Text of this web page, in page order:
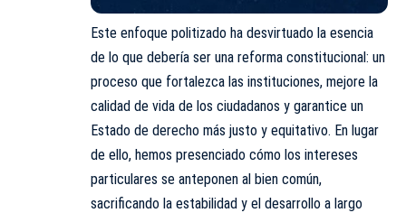
Este enfoque politizado ha desvirtuado la esencia
de lo que debería ser una reforma constitucional: un
proceso que fortalezca las instituciones, mejore la
calidad de vida de los ciudadanos y garantice un
Estado de derecho más justo y equitativo. En lugar
de ello, hemos presenciado cómo los intereses
particulares se anteponen al bien común,
sacrificando la estabilidad y el desarrollo a largo